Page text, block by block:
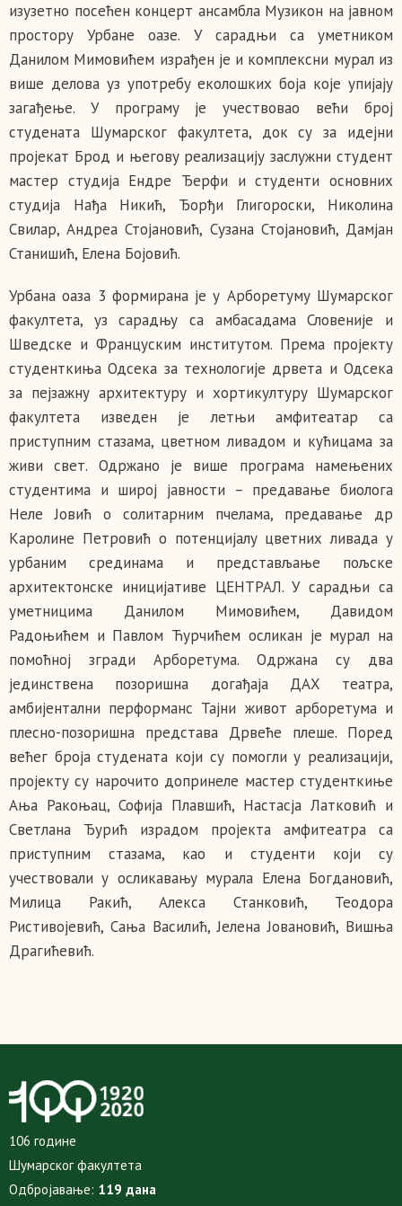
изузетно посећен концерт ансамбла Музикон на јавном
простору Урбане оазе. У сарадњи са уметником
Данилом Мимовићем израђен је и комплексни мурал из
више делова уз употребу еколошких боја које упијају
загађење. У програму је учествовао већи број
студената Шумарског факултета, док су за идејни
пројекат Брод и његову реализацију заслужни студент
мастер студија Ендре Ђерфи и студенти основних
студија Нађа Никић, Ђорђи Глигороски, Николина
Свилар, Андреа Стојановић, Сузана Стојановић, Дамјан
Станишић, Елена Бојовић.
Урбана оаза 3 формирана је у Арборетуму Шумарског
факултета, уз сарадњу са амбасадама Словеније и
Шведске и Француским институтом. Према пројекту
студенткиња Одсека за технологије дрвета и Одсека
за пејзажну архитектуру и хортикултуру Шумарског
факултета изведен је летњи амфитеатар са
приступним стазама, цветном ливадом и кућицама за
живи свет. Одржано је више програма намењених
студентима и широј јавности – предавање биолога
Неле Јовић о солитарним пчелама, предавање др
Каролине Петровић о потенцијалу цветних ливада у
урбаним срединама и представљање пољске
архитектонске иницијативе ЦЕНТРАЛ. У сарадњи са
уметницима Данилом Мимовићем, Давидом
Радоњићем и Павлом Ћурчићем осликан је мурал на
помоћној згради Арборетума. Oдржана су два
јединствена позоришна догађаја ДАХ театра,
амбијентални перформанс Тајни живот арборетума и
плесно-позоришна представа Дрвеће плеше. Поред
већег броја студената који су помогли у реализацији,
пројекту су нарочито допринеле мастер студенткиње
Ања Ракоњац, Софија Плавшић, Настасја Латковић и
Светлана Ђурић израдом пројекта амфитеатра са
приступним стазама, као и студенти који су
учествовали у осликавању мурала Елена Богдановић,
Милица Ракић, Алекса Станковић, Теодора
Ристивојевић, Сања Василић, Јелена Јовановић, Вишња
Драгићевић.
106 године
Шумарског факултета
Одбројавање: 119 дана